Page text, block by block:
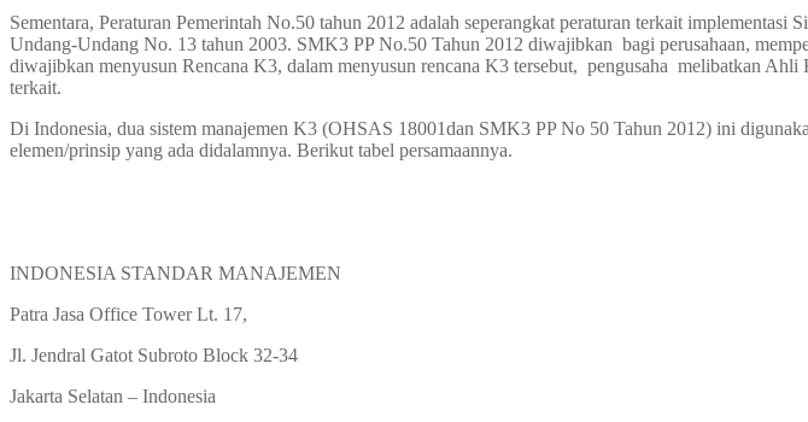
Sementara, Peraturan Pemerintah No.50 tahun 2012 adalah seperangkat peraturan terkait
Undang-Undang No. 13 tahun 2003. SMK3 PP No.50 Tahun 2012 diwajibkan bagi perusahaan,
diwajibkan menyusun Rencana K3, dalam menyusun rencana K3 tersebut, pengusaha melibatkan
terkait.
Di Indonesia, dua sistem manajemen K3 (OHSAS 18001dan SMK3 PP No 50 Tahun 2012) ini
elemen/prinsip yang ada didalamnya. Berikut tabel persamaannya.
INDONESIA STANDAR MANAJEMEN
Patra Jasa Office Tower Lt. 17,
Jl. Jendral Gatot Subroto Block 32-34
Jakarta Selatan – Indonesia